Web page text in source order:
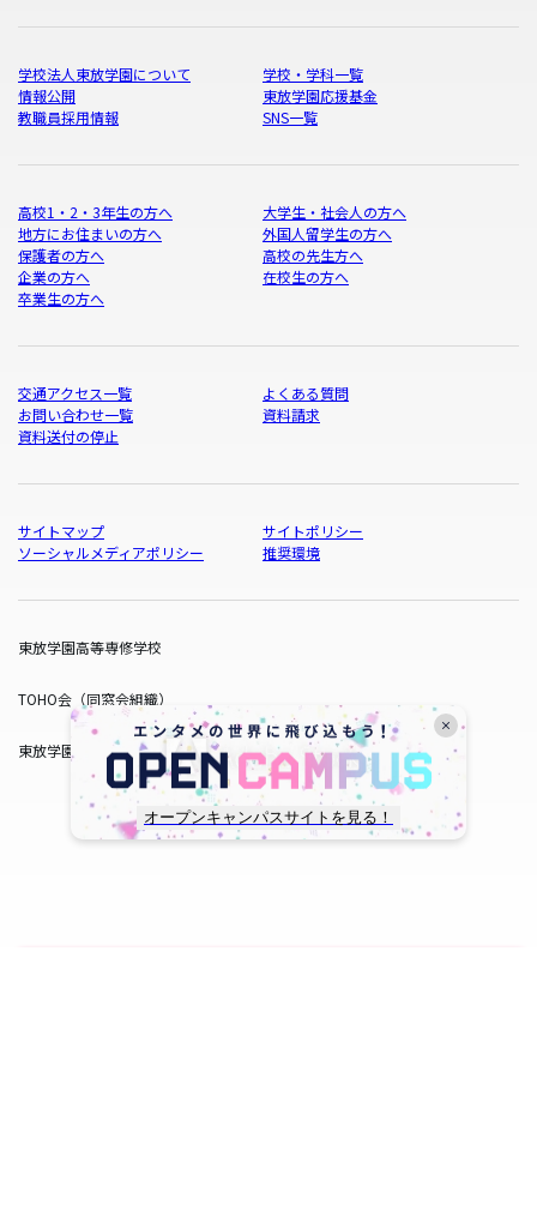
オープンキャンパスサイトを見る！
学校法人東放学園について
学校・学科一覧
情報公開
東放学園応援基金
教職員採用情報
SNS一覧
高校1・2・3年生の方へ
大学生・社会人の方へ
地方にお住まいの方へ
外国人留学生の方へ
保護者の方へ
高校の先生方へ
企業の方へ
在校生の方へ
卒業生の方へ
交通アクセス一覧
よくある質問
お問い合わせ一覧
資料請求
資料送付の停止
サイトマップ
サイトポリシー
ソーシャルメディアポリシー
推奨環境
東放学園高等専修学校
TOHO会（同窓会組織）
東放学園サービス
copyright © TOHO GAKUEN All Rights Reserved.